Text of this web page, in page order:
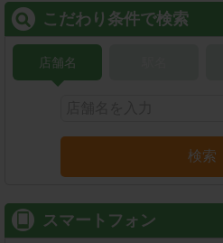
こだわり条件で検索
店舗名
検索
スマートフォン